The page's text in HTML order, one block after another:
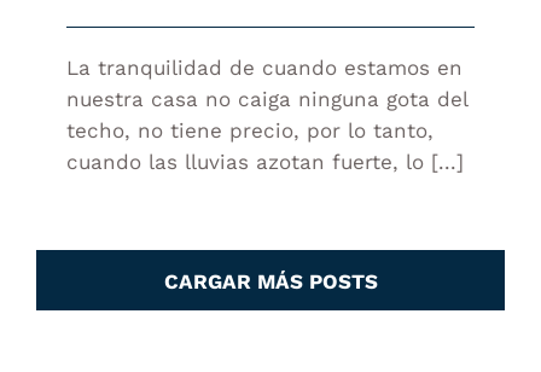
La tranquilidad de cuando estamos en
nuestra casa no caiga ninguna gota del
techo, no tiene precio, por lo tanto,
cuando las lluvias azotan fuerte, lo [...]
CARGAR MÁS POSTS